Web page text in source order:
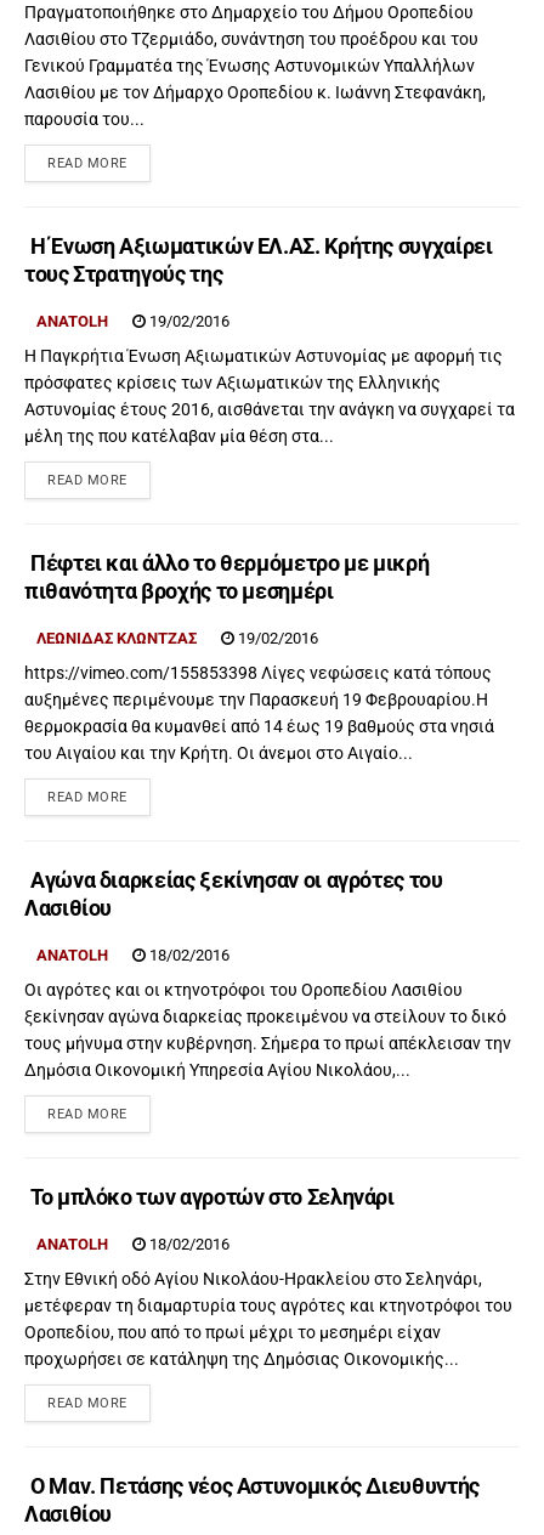
Πραγματοποιήθηκε στο Δημαρχείο του Δήμου Οροπεδίου
Λασιθίου στο Τζερμιάδο, συνάντηση του προέδρου και του
Γενικού Γραμματέα της Ένωσης Αστυνομικών Υπαλλήλων
Λασιθίου με τον Δήμαρχο Οροπεδίου κ. Ιωάννη Στεφανάκη,
παρουσία του...
READ MORE
Η Ένωση Αξιωματικών ΕΛ.ΑΣ. Κρήτης συγχαίρει
τους Στρατηγούς της
ANATOLH 19/02/2016
Η Παγκρήτια Ένωση Αξιωματικών Αστυνομίας με αφορμή τις
πρόσφατες κρίσεις των Αξιωματικών της Ελληνικής
Αστυνομίας έτους 2016, αισθάνεται την ανάγκη να συγχαρεί τα
μέλη της που κατέλαβαν μία θέση στα...
READ MORE
Πέφτει και άλλο το θερμόμετρο με μικρή
πιθανότητα βροχής το μεσημέρι
ΛΕΩΝΊΔΑΣ ΚΛΏΝΤΖΑΣ 19/02/2016
https://vimeo.com/155853398 Λίγες νεφώσεις κατά τόπους
αυξημένες περιμένουμε την Παρασκευή 19 Φεβρουαρίου.Η
θερμοκρασία θα κυμανθεί από 14 έως 19 βαθμούς στα νησιά
του Αιγαίου και την Κρήτη. Οι άνεμοι στο Αιγαίο...
READ MORE
Αγώνα διαρκείας ξεκίνησαν οι αγρότες του
Λασιθίου
ANATOLH 18/02/2016
Οι αγρότες και οι κτηνοτρόφοι του Οροπεδίου Λασιθίου
ξεκίνησαν αγώνα διαρκείας προκειμένου να στείλουν το δικό
τους μήνυμα στην κυβέρνηση. Σήμερα το πρωί απέκλεισαν την
Δημόσια Οικονομική Υπηρεσία Αγίου Νικολάου,...
READ MORE
Το μπλόκο των αγροτών στο Σεληνάρι
ANATOLH 18/02/2016
Στην Εθνική οδό Αγίου Νικολάου-Ηρακλείου στο Σεληνάρι,
μετέφεραν τη διαμαρτυρία τους αγρότες και κτηνοτρόφοι του
Οροπεδίου, που από το πρωί μέχρι το μεσημέρι είχαν
προχωρήσει σε κατάληψη της Δημόσιας Οικονομικής...
READ MORE
Ο Μαν. Πετάσης νέος Αστυνομικός Διευθυντής
Λασιθίου